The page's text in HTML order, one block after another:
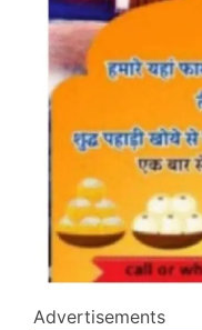
Advertisements